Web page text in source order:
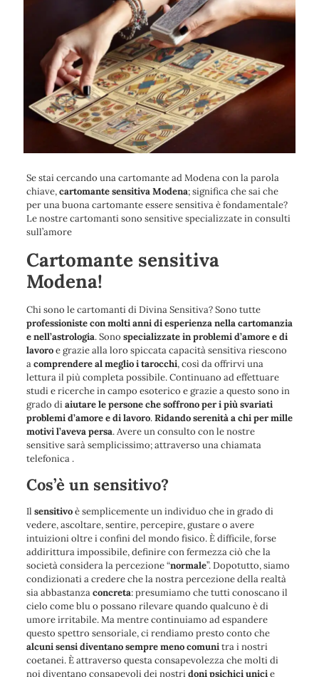
Se stai cercando una cartomante ad Modena con la parola
chiave,cartomante sensitiva Modena; significa che sai che
per una buona cartomante essere sensitiva è fondamentale?
Le nostre cartomanti sono sensitive specializzate in consulti
sull’amore
Cartomante sensitiva
Modena!
Chi sono le cartomanti di Divina Sensitiva? Sono tutte
professioniste con molti anni di esperienza nella cartomanzia
e nell’astrologia. Sono specializzate in problemi d’amore e di
lavoroe grazie alla loro spiccata capacità sensitiva riescono
acomprendere al meglio i tarocchi, così da offrirvi una
lettura il più completa possibile. Continuano ad effettuare
studi e ricerche in campo esoterico e grazie a questo sono in
grado diaiutare le persone che soffrono per i più svariati
problemi d’amore e di lavoro.Ridando serenità a chi per mille
motivi l’aveva persa. Avere un consulto con le nostre
sensitive sarà semplicissimo; attraverso una chiamata
telefonica .
Cos’è un sensitivo?
Il sensitivoè semplicemente un individuo che in grado di
vedere, ascoltare, sentire, percepire, gustare o avere
intuizioni oltre i confini del mondo fisico. È difficile, forse
addirittura impossibile, definire con fermezza ciò che la
società considera la percezione “normale”. Dopotutto, siamo
condizionati a credere che la nostra percezione della realtà
sia abbastanzaconcreta: presumiamo che tutti conoscano il
cielo come blu o possano rilevare quando qualcuno è di
umore irritabile. Ma mentre continuiamo ad espandere
questo spettro sensoriale, ci rendiamo presto conto che
alcuni sensi diventano sempre meno comunitra i nostri
coetanei. È attraverso questa consapevolezza che molti di
noi diventano consapevoli dei nostridoni psichici unicie